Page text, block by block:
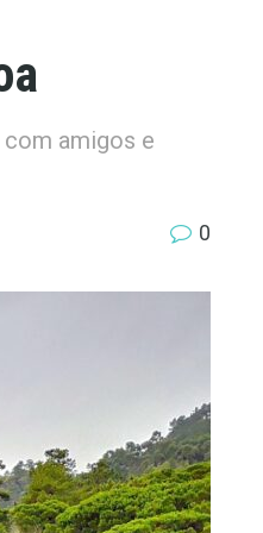
amigos e
0